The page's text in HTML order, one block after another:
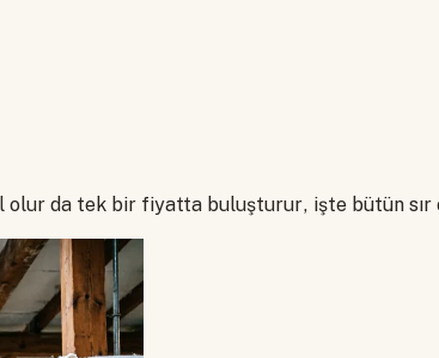
olur da tek bir fiyatta buluşturur, işte bütün